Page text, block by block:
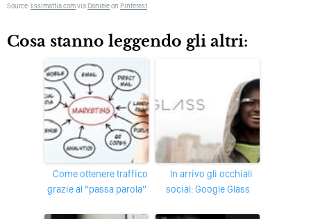
Source:lissimattia.comvia Danieleon Pinterest
Cosa stanno leggendo gli altri:
Come ottenere traffico
grazie al “passa parola”
In arrivo gli occhiali
social: Google Glass